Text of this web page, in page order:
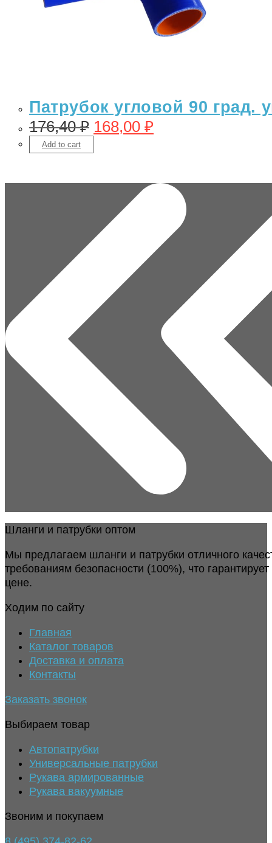
Патрубок угловой 90 град.
176,40₽ 168,00 ₽
Add to cart
Шланги и патрубки оптом
Мы предлагаем шланги и патрубки отличного
требованиям безопасности (100%), что
цене.
Ходим по сайту
Главная
Каталог товаров
Доставка и оплата
Контакты
Заказать звонок
Выбираем товар
Автопатрубки
Универсальные патрубки
Рукава армированные
Рукава вакуумные
Звоним и покупаем